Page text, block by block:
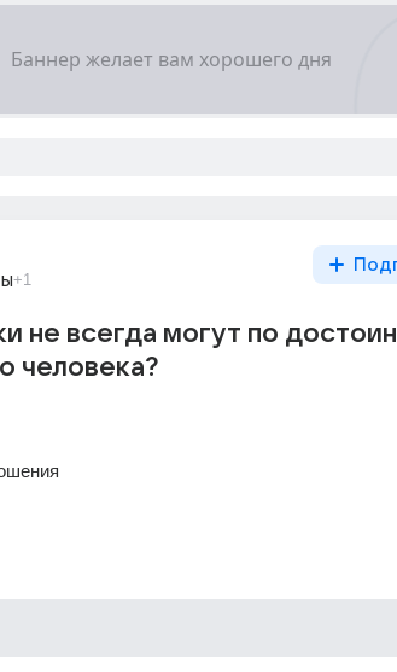
+1
не всегда могут по
человека?